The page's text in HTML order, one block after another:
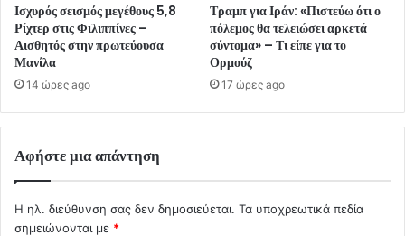
Ισχυρός σεισμός μεγέθους 5,8
Ρίχτερ στις Φιλιππίνες –
Αισθητός στην πρωτεύουσα
Μανίλα
14 ώρες ago
Τραμπ για Ιράν: «Πιστεύω ότι ο
πόλεμος θα τελειώσει αρκετά
σύντομα» – Τι είπε για το
Ορμούζ
17 ώρες ago
Αφήστε μια απάντηση
Η ηλ. διεύθυνση σας δεν δημοσιεύεται. Τα υποχρεωτικά πεδία
σημειώνονται με *